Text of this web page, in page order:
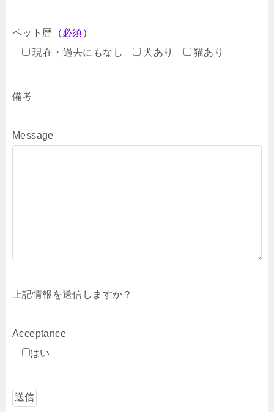
ペット歴 （必須）
現在・過去にもなし
犬あり 猫あり
備考
Message
上記情報を送信しますか？
Acceptance
はい